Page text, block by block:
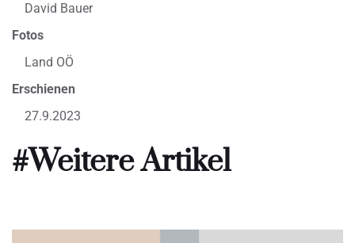
David Bauer
Fotos
Land OÖ
Erschienen
27.9.2023
#Weitere Artikel